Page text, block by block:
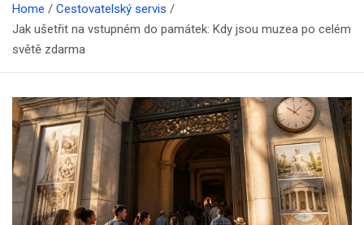
Home
Cestovatelský servis
Jak ušetřit na vstupném do památek: Kdy jsou muzea po celém
světě zdarma